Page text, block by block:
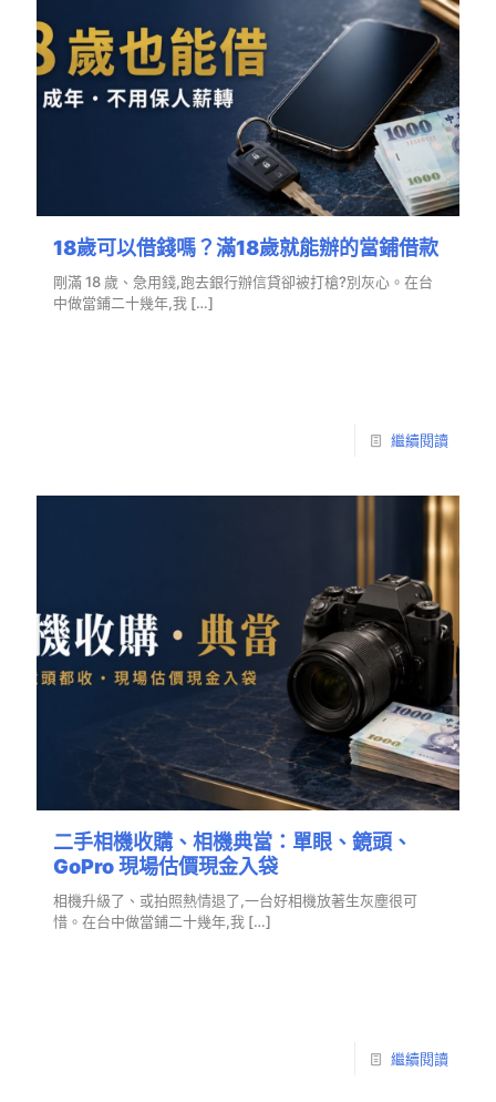
18歲可以借錢嗎？滿18歲就能辦的當鋪借款
剛滿 18 歲、急用錢,跑去銀行辦信貸卻被打槍?別灰心。在台
中做當鋪二十幾年,我 […]
繼續閱讀
二手相機收購、相機典當：單眼、鏡頭、
GoPro 現場估價現金入袋
相機升級了、或拍照熱情退了,一台好相機放著生灰塵很可
惜。在台中做當鋪二十幾年,我 […]
繼續閱讀